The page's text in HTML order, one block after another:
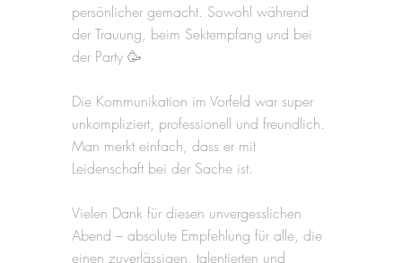
persönlicher gemacht. Sowohl während
der Trauung, beim Sektempfang und bei
der Party 🥳
Die Kommunikation im Vorfeld war super
unkompliziert, professionell und freundlich.
Man merkt einfach, dass er mit
Leidenschaft bei der Sache ist.
Vielen Dank für diesen unvergesslichen
Abend – absolute Empfehlung für alle, die
einen zuverlässigen, talentierten und